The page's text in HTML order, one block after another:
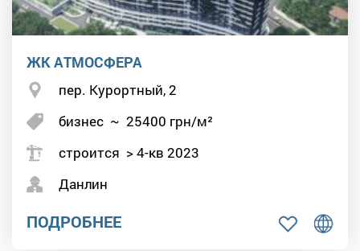
ЖК АТМОСФЕРА
пер. Курортный, 2
бизнес ~ 25400 грн/м²
строится > 4-кв 2023
Данлин
ПОДРОБНЕЕ